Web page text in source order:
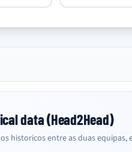
data (Head2Head)
historicos entre as duas equipas,